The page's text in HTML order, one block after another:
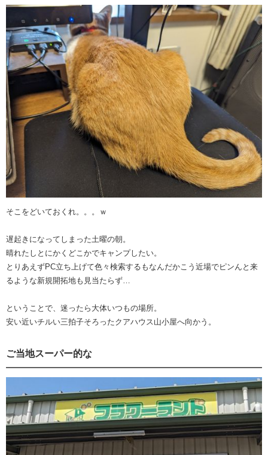
そこをどいておくれ。。。ｗ
遅起きになってしまった土曜の朝。
晴れたしとにかくどこかでキャンプしたい。
とりあえずPC立ち上げて色々検索するもなんだかこう近場でピンんと来
るような新規開拓地も見当たらず…
ということで、迷ったら大体いつもの場所。
安い近いチルい三拍子そろったクアハウス山小屋へ向かう。
ご当地スーパー的な